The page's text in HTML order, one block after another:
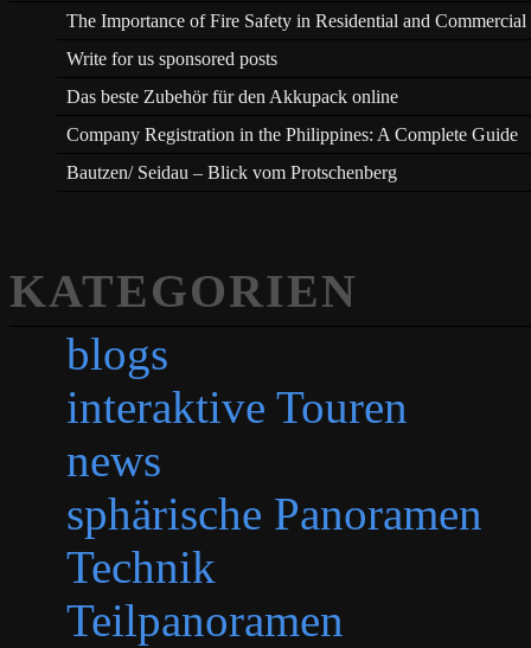
The Importance of Fire Safety in Residential and
Write for us sponsored posts
Das beste Zubehör für den Akkupack online
Company Registration in the Philippines: A Complete Guide
Bautzen/ Seidau – Blick vom Protschenberg
KATEGORIEN
blogs
interaktive Touren
news
sphärische Panoramen
Technik
Teilpanoramen